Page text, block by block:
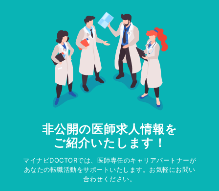
非公開の医師求人情報を
ご紹介いたします！
マイナビDOCTORでは、医師専任のキャリアパートナーが
あなたの転職活動をサポートいたします。お気軽にお問い
合わせください。